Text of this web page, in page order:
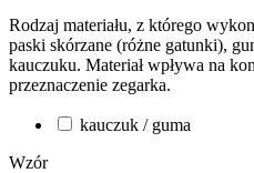
Rodzaj materiału, z którego
paski skórzane (różne gatunki),
kauczuku. Materiał wpływa na
przeznaczenie zegarka.
kauczuk / guma
Wzór